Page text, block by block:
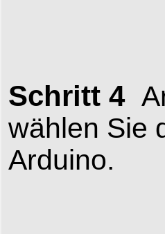
Schritt 4
wählen Sie
Arduino.